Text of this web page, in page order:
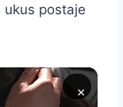
ukus postaje
×